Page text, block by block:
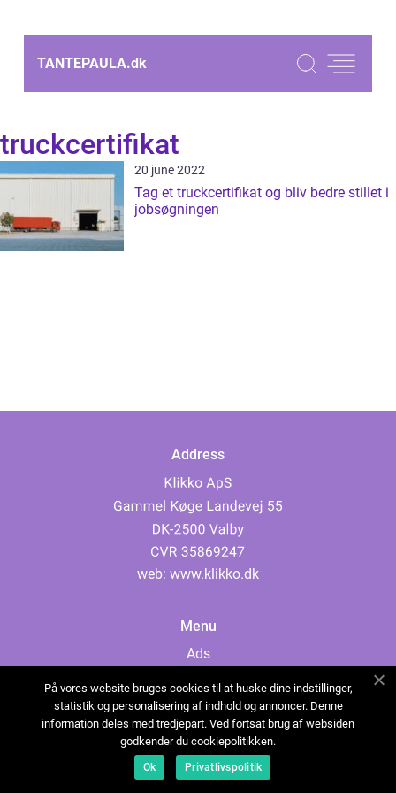
TANTEPAULA.dk
truckcertifikat
20 june 2022
Tag et truckcertifikat og bliv bedre stillet i
jobsøgningen
Address
web: www.klikko.dk
Menu
Ads
Cookies
Contact
Sitemap
På vores website bruges cookies til at huske dine indstillinger,
statistik og personalisering af indhold og annoncer. Denne
information deles med tredjepart. Ved fortsat brug af websiden
godkender du cookiepolitikken.
Ok Privatlivspolitik